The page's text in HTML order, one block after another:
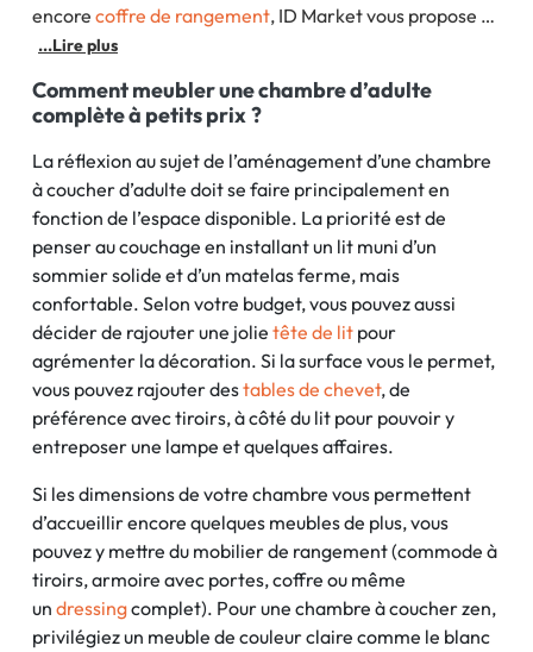
encore coffre de rangement, ID Market vous propose un
large éventail de
...Lire plus
Comment meubler une chambre d’adulte
complète à petits prix ?
La réflexion au sujet de l’aménagement d’une chambre
à coucher d’adulte doit se faire principalement en
fonction de l’espace disponible. La priorité est de
penser au couchage en installant un lit muni d’un
sommier solide et d’un matelas ferme, mais
confortable. Selon votre budget, vous pouvez aussi
décider de rajouter une jolie tête de lit pour
agrémenter la décoration. Si la surface vous le permet,
vous pouvez rajouter destables de chevet, de
préférence avec tiroirs, à côté du lit pour pouvoir y
entreposer une lampe et quelques affaires.
Si les dimensions de votre chambre vous permettent
d’accueillir encore quelques meubles de plus, vous
pouvez y mettre du mobilier de rangement (commode à
tiroirs, armoire avec portes, coffre ou même
un dressingcomplet). Pour une chambre à coucher zen,
privilégiez un meuble de couleur claire comme le blanc